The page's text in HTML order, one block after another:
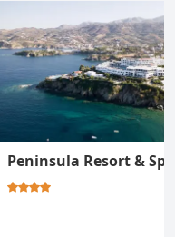
Peninsula Resort & Spa